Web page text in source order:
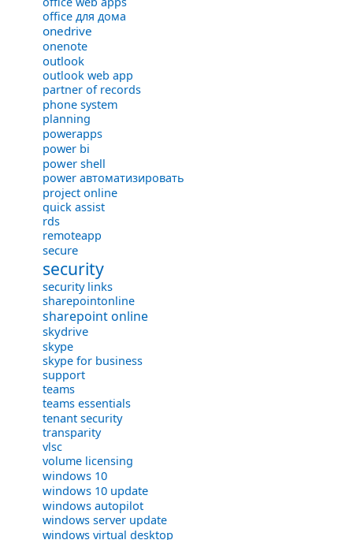
office для дома
onedrive
onenote
outlook
outlook web app
partner of records
phone system
planning
powerapps
power bi
power shell
power автоматизировать
project online
quick assist
rds
remoteapp
secure
security
security links
sharepointonline
sharepoint online
skydrive
skype
skype for business
support
teams
teams essentials
tenant security
transparity
vlsc
volume licensing
windows 10
windows 10 update
windows autopilot
windows server update
windows virtual desktop